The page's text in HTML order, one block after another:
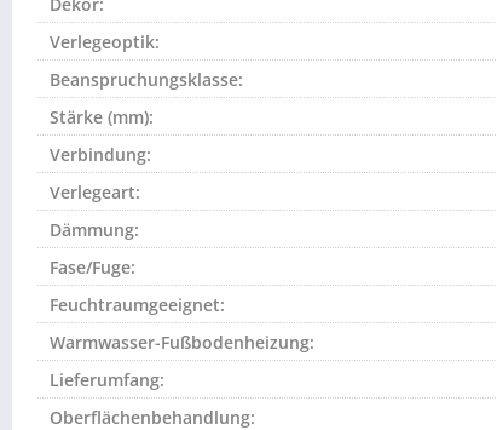
Verlegeoptik:
Beanspruchungsklasse:
Stärke (mm):
Verbindung:
Verlegeart:
Dämmung:
Fase/Fuge:
Feuchtraumgeeignet:
Warmwasser-Fußbodenheizung:
Lieferumfang:
Oberflächenbehandlung: